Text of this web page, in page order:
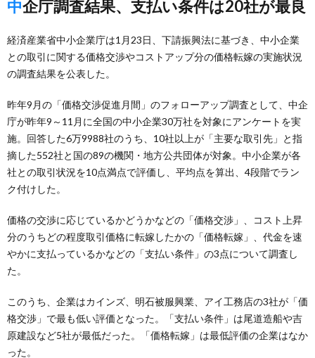
中企庁調査結果、支払い条件は20社が最良
経済産業省中小企業庁は1月23日、下請振興法に基づき、中小企業
との取引に関する価格交渉やコストアップ分の価格転嫁の実施状況
の調査結果を公表した。
昨年9月の「価格交渉促進月間」のフォローアップ調査として、中企
庁が昨年9～11月に全国の中小企業30万社を対象にアンケートを実
施。回答した6万9988社のうち、10社以上が「主要な取引先」と指
摘した552社と国の89の機関・地方公共団体が対象。中小企業が各
社との取引状況を10点満点で評価し、平均点を算出、4段階でラン
ク付けした。
価格の交渉に応じているかどうかなどの「価格交渉」、コスト上昇
分のうちどの程度取引価格に転嫁したかの「価格転嫁」、代金を速
やかに支払っているかなどの「支払い条件」の3点について調査し
た。
このうち、企業はカインズ、明石被服興業、アイ工務店の3社が「価
格交渉」で最も低い評価となった。「支払い条件」は尾道造船や吉
原建設など5社が最低だった。「価格転嫁」は最低評価の企業はなか
った。